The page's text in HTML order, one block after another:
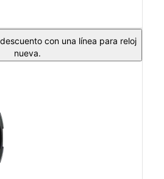
con una línea para reloj
nueva.